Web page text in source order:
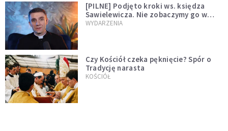
[PILNE] Podjęto kroki ws. księdza
Sawielewicza. Nie zobaczymy go w
mediach
WYDARZENIA
Czy Kościół czeka pęknięcie? Spór o
Tradycję narasta
KOŚCIÓŁ